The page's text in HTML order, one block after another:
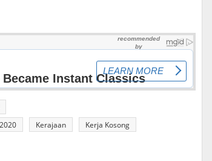
Kerajaan
Kerja Kosong